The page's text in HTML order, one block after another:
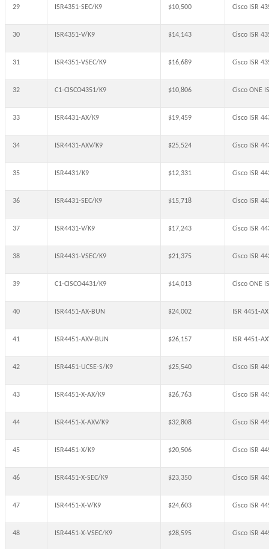
29 ISR4351-SEC/K9 $10,500 Cisco ISR
30 ISR4351-V/K9 $14,143 Cisco ISR
31 ISR4351-VSEC/K9 $16,689 Cisco ISR
32 C1-CISCO4351/K9 $10,806 Cisco ONE
33 ISR4431-AX/K9 $19,459 Cisco ISR
34 ISR4431-AXV/K9 $25,524 Cisco ISR
35 ISR4431/K9 $12,331 Cisco ISR
36 ISR4431-SEC/K9 $15,718 Cisco ISR
37 ISR4431-V/K9 $17,243 Cisco ISR
38 ISR4431-VSEC/K9 $21,375 Cisco ISR
39 C1-CISCO4431/K9 $14,013 Cisco ONE
40 ISR4451-AX-BUN $24,002 ISR 4451-
41 ISR4451-AXV-BUN $26,157 ISR 4451-
42 ISR4451-UCSE-S/K9 $25,540 Cisco ISR
43 ISR4451-X-AX/K9 $26,763 Cisco ISR
44 ISR4451-X-AXV/K9 $32,808 Cisco ISR
45 ISR4451-X/K9 $20,506 Cisco ISR
46 ISR4451-X-SEC/K9 $23,350 Cisco ISR
47 ISR4451-X-V/K9 $24,603 Cisco ISR
48 ISR4451-X-VSEC/K9 $28,595 Cisco ISR